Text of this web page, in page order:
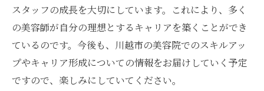
スタッフの成長を大切にしています。これにより、多く
の美容師が自分の理想とするキャリアを築くことができ
ているのです。今後も、川越市の美容院でのスキルアッ
プやキャリア形成についての情報をお届けしていく予定
ですので、楽しみにしていてください。